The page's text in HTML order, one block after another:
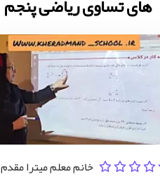
خانم معلم میترا مقدم